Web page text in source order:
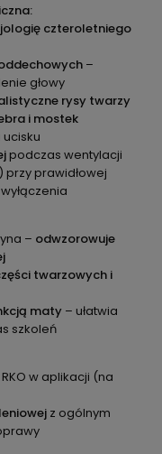
czteroletniego
–
głowy
rysy twarzy
i mostek
podczas wentylacji
prawidłowej
– odwzorowuje
twarzowych i
maty – ułatwia
szkoleń
w aplikacji (na
z ogólnym